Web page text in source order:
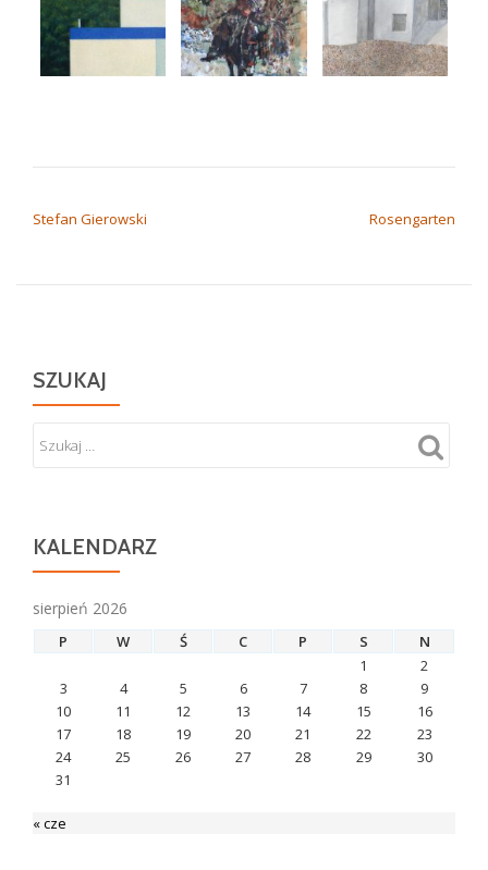
Stefan Gierowski Rosengarten
SZUKAJ
KALENDARZ
sierpień 2026
P W Ś C P S
N
1
2
3
4 5 6 7 8
9
10
11 12 13 14 15
16
17
18 19 20 21 22
23
24
25 26 27 28 29
30
31
« cze